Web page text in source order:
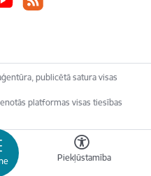
Piekļūstamība
publicētā satura visas
platformas visas tiesības